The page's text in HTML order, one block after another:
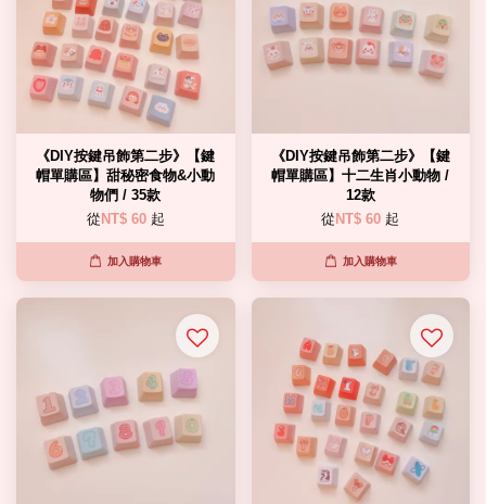
《DIY按鍵吊飾第二步》【鍵
帽單購區】甜秘密食物&小動
物們 / 35款
從 NT$ 60 起
加入購物車
《DIY按鍵吊飾第二步》【鍵
帽單購區】十二生肖小動物 /
12款
從 NT$ 60 起
加入購物車